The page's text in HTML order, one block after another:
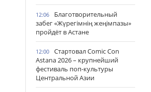
12:06
Благотворительный
забег «Жүрегімнің жеңімпазы»
пройдёт в Астане
12:00
Стартовал Comic Con
Astana 2026 – крупнейший
фестиваль поп-культуры
Центральной Азии